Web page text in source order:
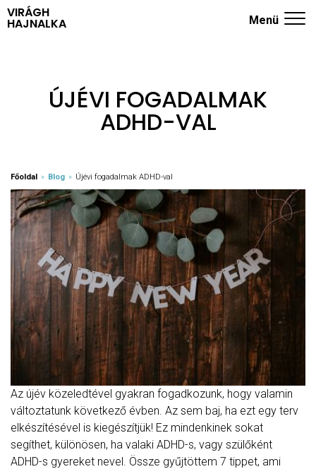
VIRÁGH
HAJNALKA Menü
NYUGODT SZÜLŐK ISKOLÁJA
TRÉNINGEK
KÖNYVEK
BLOG
KAPCSOLAT
ÚJÉVI FOGADALMAK
ADHD-VAL
Főoldal » Blog » Újévi fogadalmak ADHD-val
Az újév közeledtével gyakran fogadkozunk, hogy valamin
változtatunk következő évben. Az sem baj, ha ezt egy terv
elkészítésével is kiegészítjük! Ez mindenkinek sokat
segíthet, különösen, ha valaki ADHD-s, vagy szülőként
ADHD-s gyereket nevel. Össze gyűjtöttem 7 tippet, ami